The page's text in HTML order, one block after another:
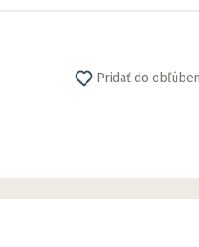
Pridať do